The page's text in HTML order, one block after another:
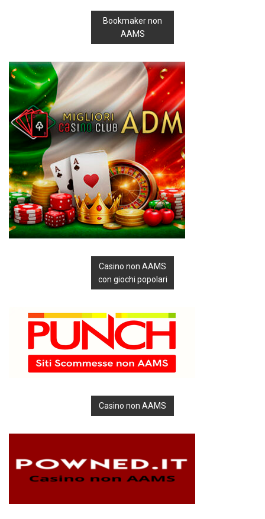
Bookmaker non
AAMS
Casino non AAMS
con giochi popolari
Casino non AAMS